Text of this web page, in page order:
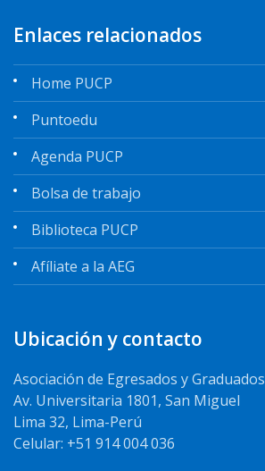
Enlaces relacionados
Home PUCP
Puntoedu
Agenda PUCP
Bolsa de trabajo
Biblioteca PUCP
Afíliate a la AEG
Ubicación y contacto
Asociación de Egresados y Graduados
Av. Universitaria 1801, San Miguel
Lima 32, Lima-Perú
Celular: +51 914 004 036